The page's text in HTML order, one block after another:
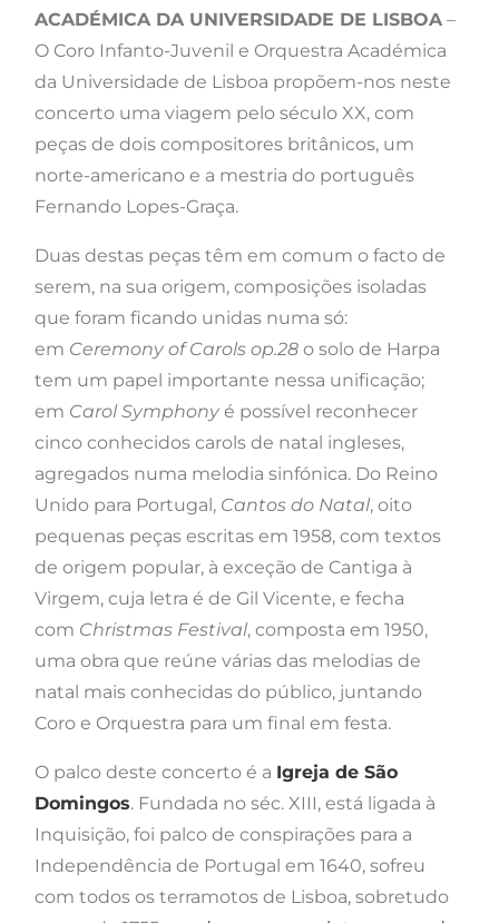
ACADÉMICA DA UNIVERSIDADE DE LISBOA –
O Coro Infanto-Juvenil e Orquestra Académica
da Universidade de Lisboa propõem-nos neste
concerto uma viagem pelo século XX, com
peças de dois compositores britânicos, um
norte-americano e a mestria do português
Fernando Lopes-Graça.
Duas destas peças têm em comum o facto de
serem, na sua origem, composições isoladas
que foram ficando unidas numa só:
em Ceremony of Carols op.28 o solo de Harpa
tem um papel importante nessa unificação;
em Carol Symphony é possível reconhecer
cinco conhecidos carols de natal ingleses,
agregados numa melodia sinfónica. Do Reino
Unido para Portugal, Cantos do Natal, oito
pequenas peças escritas em 1958, com textos
de origem popular, à exceção de Cantiga à
Virgem, cuja letra é de Gil Vicente, e fecha
com Christmas Festival, composta em 1950,
uma obra que reúne várias das melodias de
natal mais conhecidas do público, juntando
Coro e Orquestra para um final em festa.
O palco deste concerto é a Igreja de São
Domingos. Fundada no séc. XIII, está ligada à
Inquisição, foi palco de conspirações para a
Independência de Portugal em 1640, sofreu
com todos os terramotos de Lisboa, sobretudo